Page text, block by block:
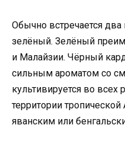
Обычно встречается
зелёный. Зелёный
и Малайзии. Чёрный
сильным ароматом со
культивируется во всех
территории
яванским или